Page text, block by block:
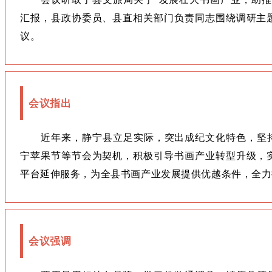
汇报，县政协委员、县直相关部门负责同志围绕调研
议。
会议指出
近年来，静宁县立足实际，突出成纪文化特色，坚
宁苹果节等节会为契机，积极引导书画产业转型升级
平台延伸服务，为全县书画产业发展提供优越条件，全
会议强调